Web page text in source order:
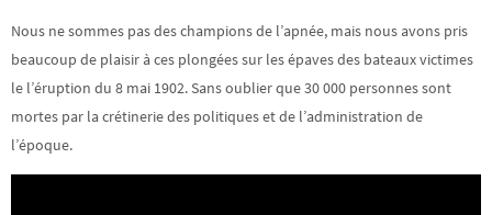
Nous ne sommes pas des champions de l’apnée, mais nous avons pris
beaucoup de plaisir à ces plongées sur les épaves des bateaux victimes
le l’éruption du 8 mai 1902. Sans oublier que 30 000 personnes sont
mortes par la crétinerie des politiques et de l’administration de
l’époque.